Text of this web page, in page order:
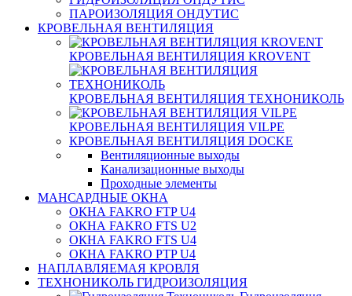
ПАРОИЗОЛЯЦИЯ ОНДУТИС
КРОВЕЛЬНАЯ ВЕНТИЛЯЦИЯ
КРОВЕЛЬНАЯ ВЕНТИЛЯЦИЯ KROVENT
КРОВЕЛЬНАЯ ВЕНТИЛЯЦИЯ ТЕХНОНИКОЛЬ
КРОВЕЛЬНАЯ ВЕНТИЛЯЦИЯ VILPE
КРОВЕЛЬНАЯ ВЕНТИЛЯЦИЯ DOCKE
Вентиляционные выходы
Канализационные выходы
Проходные элементы
МАНСАРДНЫЕ ОКНА
ОКНА FAKRO FTP U4
ОКНА FAKRO FTS U2
ОКНА FAKRO FTS U4
ОКНА FAKRO PTP U4
НАПЛАВЛЯЕМАЯ КРОВЛЯ
ТЕХНОНИКОЛЬ ГИДРОИЗОЛЯЦИЯ